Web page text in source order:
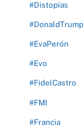
#Distopías
#DonaldTrump
#EvaPerón
#Evo
#FidelCastro
#FMI
#Francia